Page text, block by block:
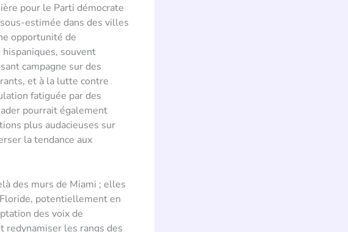
pour le Parti démocrate
estimée dans des villes
opportunité de
souvent
campagne sur des
et à la lutte contre
fatiguée par des
pourrait également
plus audacieuses sur
la tendance aux
des murs de Miami ; elles
potentiellement en
des voix de
redynamiser les rangs des